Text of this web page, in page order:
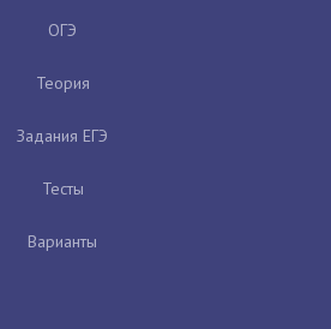
ОГЭ
Теория
Задания ЕГЭ
Тесты
Варианты